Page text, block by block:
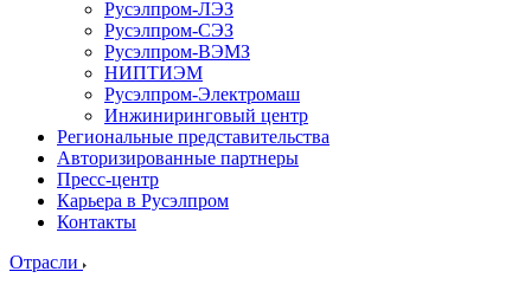
Русэлпром-ЛЭЗ
Русэлпром-СЭЗ
Русэлпром-ВЭМЗ
НИПТИЭМ
Русэлпром-Электромаш
Инжиниринговый центр
Региональные представительства
Авторизированные партнеры
Пресс-центр
Карьера в Русэлпром
Контакты
Отрасли